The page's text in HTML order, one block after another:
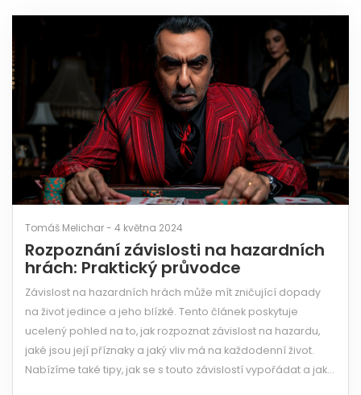
Tomáš Melichar - 4 května 2024
Rozpoznání závislosti na hazardních
hrách: Praktický průvodce
Závislost na hazardních hrách může mít zničující dopady
na život jedince a jeho blízké. Tento článek poskytuje
ucelený pohled na to, jak rozpoznat závislost na hazardu,
jaké jsou její příznaky a jaký vliv má na každodenní život.
Nabízíme také tipy, jak se s touto závislostí vypořádat a jaké